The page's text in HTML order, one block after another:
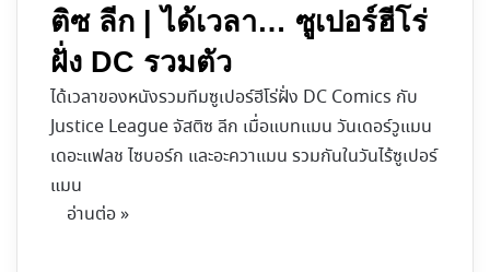
ติซ ลีก | ได้เวลา… ซูเปอร์ฮีโร่
ฝั่ง DC รวมตัว
ได้เวลาของหนังรวมทีมซูเปอร์ฮีโร่ฝั่ง DC Comics กับ
Justice League จัสติซ ลีก เมื่อแบทแมน วันเดอร์วูแมน
เดอะแฟลช ไซบอร์ก และอะควาแมน รวมกันในวันไร้ซูเปอร์
แมน
อ่านต่อ »